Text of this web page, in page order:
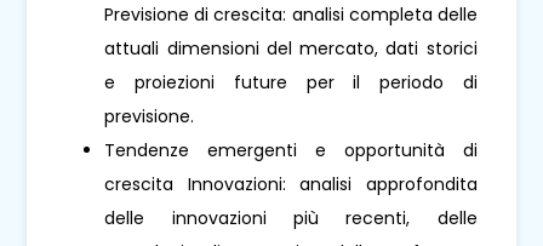
Previsione di crescita: analisi completa delle
attuali dimensioni del mercato, dati storici
e proiezioni future per il periodo di
previsione.
Tendenze emergenti e opportunità di
crescita Innovazioni: analisi approfondita
delle innovazioni più recenti, delle